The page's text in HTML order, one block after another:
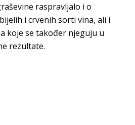
raspravljalo i o
i crvenih sorti vina, ali i
koje se također njeguju u
rezultate.